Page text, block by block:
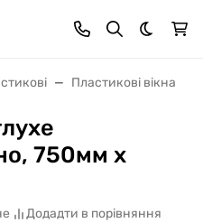
Dark
Пластикові вікна в
750мм х
Додадти в порівняння